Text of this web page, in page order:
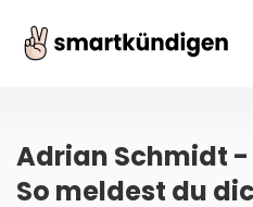
Adrian Schmidt -
So meldest du